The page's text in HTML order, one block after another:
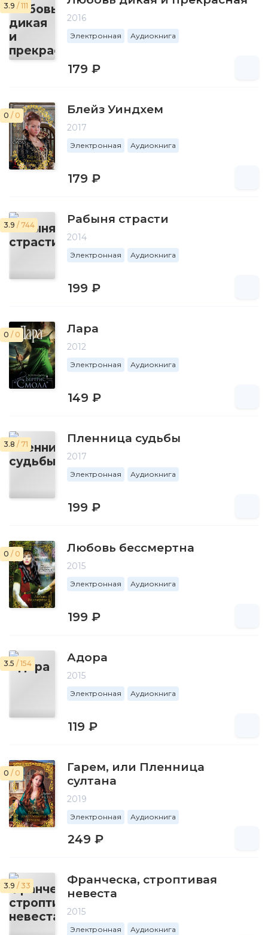
3.9 / 111
2016
Электронная Аудиокнига
179 ₽
0 / 0 Блейз Уиндхем
2017
Электронная Аудиокнига
179 ₽
3.9 / 744 Рабыня страсти
2014
Электронная Аудиокнига
199 ₽
0 / 0 Лара
2012
Электронная Аудиокнига
149 ₽
3.8 / 71 Пленница судьбы
2017
Электронная Аудиокнига
199 ₽
0 / 0 Любовь бессмертна
2015
Электронная Аудиокнига
199 ₽
3.5 / 154 Адора
2015
Электронная Аудиокнига
119 ₽
0 / 0
Гарем, или Пленница
султана
2019
Электронная Аудиокнига
249 ₽
3.9 / 33
Франческа, строптивая
невеста
2015
Электронная Аудиокнига